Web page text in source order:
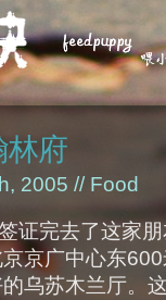
府
2005 // Food
证完去了这家
京广中心东
乌苏木兰厅。